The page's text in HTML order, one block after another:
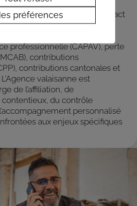
et simplifiée,
mensuel unique exact
des cotisations dues :
anticipée (RETAVAL ou
professionnelle (CAPAV), perte
contributions
contributions cantonales et
valaisanne est
de l’affiliation, de
contentieux, du contrôle
personnalisé
aux enjeux spécifiques
préférences